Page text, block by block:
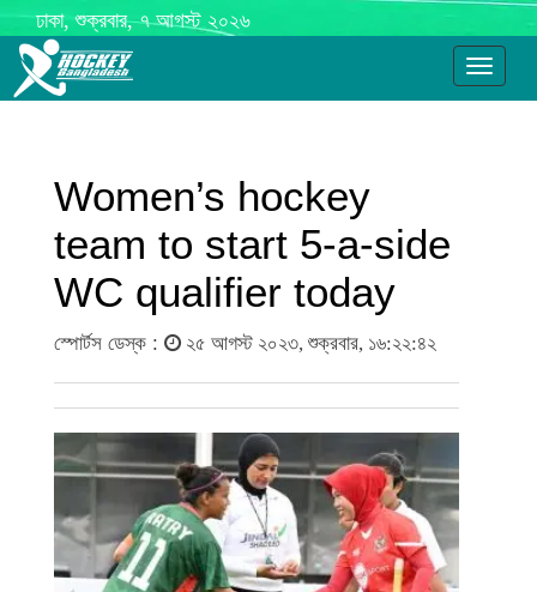
ঢাকা, শুক্রবার, ৭ আগস্ট ২০২৬
Toggle
Women’s hockey
team to start 5-a-side
WC qualifier today
স্পোর্টস ডেস্ক : ২৫ আগস্ট ২০২৩, শুক্রবার, ১৬:২২:৪২